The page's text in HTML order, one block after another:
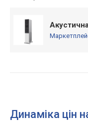
Динаміка цін